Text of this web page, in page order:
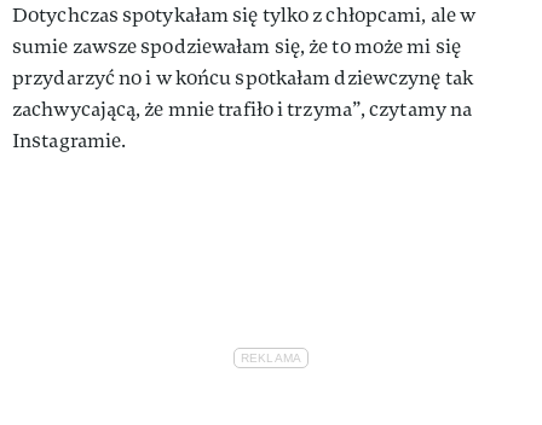
Dotychczas spotykałam się tylko z chłopcami, ale w
sumie zawsze spodziewałam się, że to może mi się
przydarzyć no i w końcu spotkałam dziewczynę tak
zachwycającą, że mnie trafiło i trzyma”, czytamy na
Instagramie.